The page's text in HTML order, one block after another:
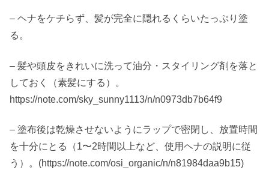
– ヘナをケチらず、髪が完全に隠れるくらいたっぷり塗
る。
– 髪や頭皮をきれいに洗って油分・スタイリング剤を落と
しておく（素髪にする）。
https://note.com/sky_sunny1113/n/n0973db7b64f9
– 塗布後は乾燥させないようにラップで密閉し、放置時間
を十分にとる（1〜2時間以上など、使用ヘナの説明に従
う）。(https://note.com/osi_organic/n/n81984daa9b15)